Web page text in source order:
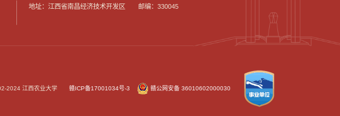
地址：江西省南昌经济技术开发区 邮编：330045
2024 江西农业大学 赣ICP备17001034号-3 赣公网安备 36010602000030